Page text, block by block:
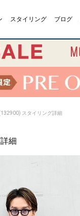
スタイリング ブログ
スタイリング詳細
細